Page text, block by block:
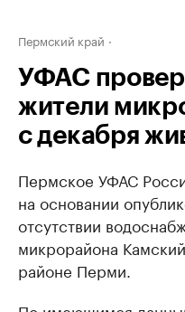
Пермский край
УФАС
жители
с декабря
Пермское УФАС
на основании
отсутствии
микрорайона
районе Перми.